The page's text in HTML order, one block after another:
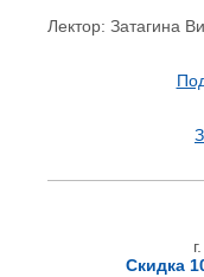
Лектор: Затагина
Скидка